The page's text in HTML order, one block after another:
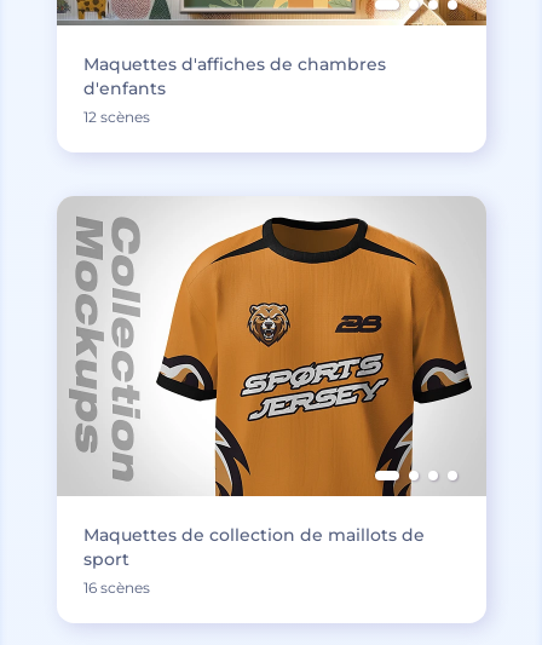
Maquettes d'affiches de chambres
d'enfants
12 scènes
Maquettes de collection de maillots de
sport
16 scènes